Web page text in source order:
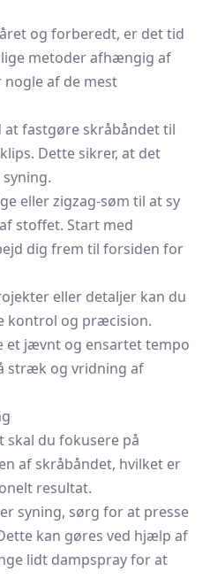
og forberedt, er det tid
metoder afhængig af
af de mest
at fastgøre skråbåndet til
Dette sikrer, at det
eller zigzag-søm til at sy
stoffet. Start med
dig frem til forsiden for
eller detaljer kan du
kontrol og præcision.
et jævnt og ensartet tempo
stræk og vridning af
skal du fokusere på
af skråbåndet, hvilket er
resultat.
syning, sørg for at presse
kan gøres ved hjælp af
lidt dampspray for at